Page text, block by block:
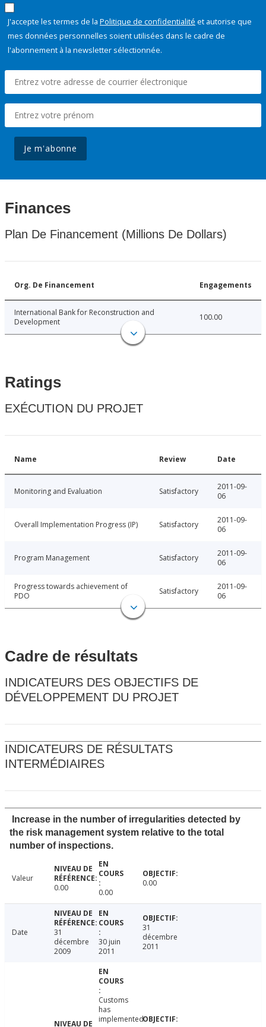
J'accepte les termes de la Politique de confidentialité et autorise que
mes données personnelles soient utilisées dans le cadre de
l'abonnement à la newsletter sélectionnée.
Je m'abonne
Finances
Plan De Financement (Millions De Dollars)
Org. De Financement Engagements
International Bank for Reconstruction and
Development
100.00
Ratings
EXÉCUTION DU PROJET
Name Review Date
Monitoring and Evaluation Satisfactory
2011-09-
06
Overall Implementation Progress (IP) Satisfactory
2011-09-
06
Program Management Satisfactory
2011-09-
06
Progress towards achievement of
PDO
Satisfactory
2011-09-
06
Cadre de résultats
INDICATEURS DES OBJECTIFS DE
DÉVELOPPEMENT DU PROJET
INDICATEURS DE RÉSULTATS
INTERMÉDIAIRES
Increase in the number of irregularities detected by
the risk management system relative to the total
number of inspections.
Valeur
0.00
0.00
0.00
Date
31
décembre
2009
30 juin
2011
31
décembre
2011
Customs
has
implemented